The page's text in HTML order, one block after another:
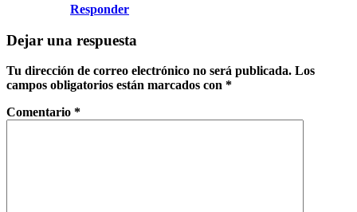
Responder
Dejar una respuesta
Tu dirección de correo electrónico no será publicada. Los
campos obligatorios están marcados con *
Comentario *